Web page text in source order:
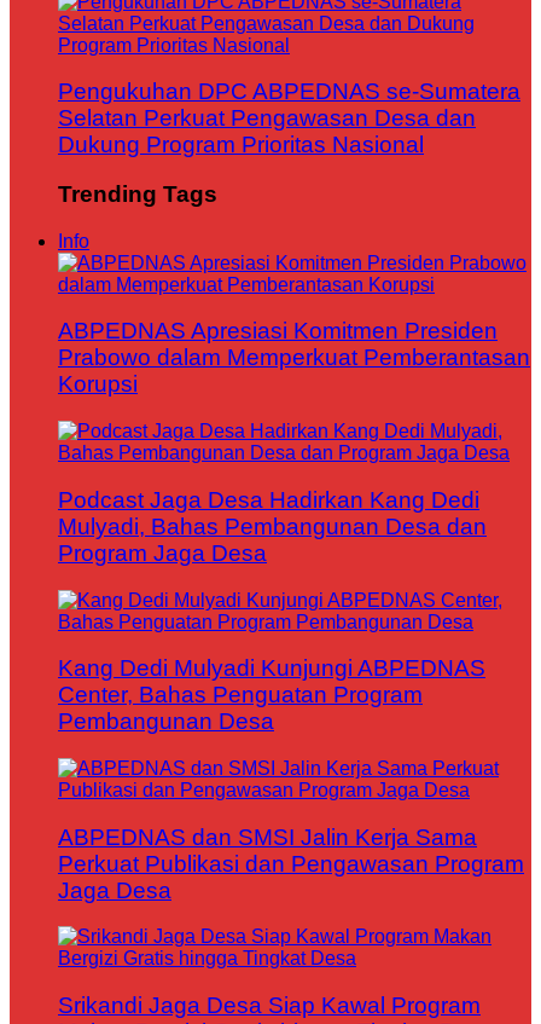
Pengukuhan DPC ABPEDNAS se-Sumatera
Selatan Perkuat Pengawasan Desa dan
Dukung Program Prioritas Nasional
Trending Tags
Info
ABPEDNAS Apresiasi Komitmen Presiden
Prabowo dalam Memperkuat Pemberantasan
Korupsi
Podcast Jaga Desa Hadirkan Kang Dedi
Mulyadi, Bahas Pembangunan Desa dan
Program Jaga Desa
Kang Dedi Mulyadi Kunjungi ABPEDNAS
Center, Bahas Penguatan Program
Pembangunan Desa
ABPEDNAS dan SMSI Jalin Kerja Sama
Perkuat Publikasi dan Pengawasan Program
Jaga Desa
Srikandi Jaga Desa Siap Kawal Program